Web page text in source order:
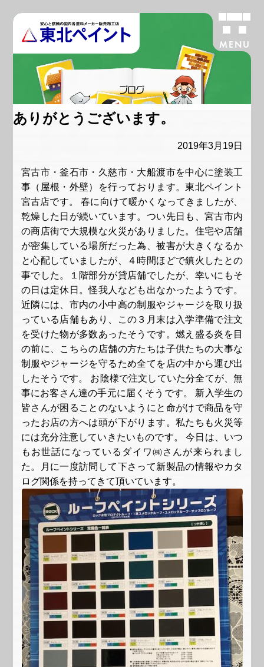
MENU
ブログ
ありがとうございます。
2019年3月19日
宮古市・釜石市・久慈市・大船渡市を中心に塗装工
事（屋根・外壁）を行っております。東北ペイント
宮古店です。 春に向けて暖かくなってきましたが、
乾燥した日が続いています。つい先日も、宮古市内
の商店街で大規模な火災がありました。住宅や店舗
が密集している場所だった為、被害が大きくなるか
と心配していましたが、４時間ほどで鎮火したとの
事でした。１階部分が貸店舗でしたが、幸いにもそ
の日は定休日。怪我人なども出なかったようです。
近隣には、市内の小中高の制服やジャージを取り扱
っている店舗もあり、この３月末は入学準備で注文
を受けた物が多数あったそうです。燃え盛る炎を目
の前に、こちらの店舗の方たちは子供たちの大事な
制服やジャージを守るため全てを店の中から運び出
したそうです。 お陰様で注文していた分全てが、無
事にお客さん達の手元に届くそうです。 新入学生の
皆さんが困ることのないようにと命がけで商品を守
ったお店の方へは頭が下がります。私たちも火災等
には充分注意していきたいものです。 今日は、いつ
もお世話になっているダイワ㈱さんが来られまし
た。月に一度訪問して下さって新製品の情報やカタ
ログ関係を持ってきて頂いています。